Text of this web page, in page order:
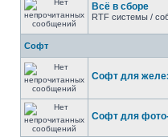
Всё в сборе
RTF системы /
Софт
Софт для
Софт для